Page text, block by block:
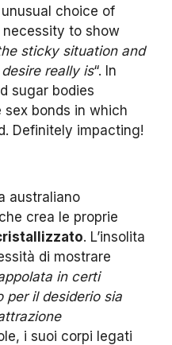
unusual choice of
to show
sticky situation and
really is“. In
sugar bodies
bonds in which
Definitely impacting!
australiano
crea le proprie
. L’insolita
di mostrare
in certi
per il desiderio sia
i suoi corpi legati